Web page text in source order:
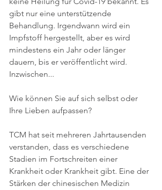
gibt nur eine unterstützende
Behandlung. Irgendwann wird ein
Impfstoff hergestellt, aber es wird
mindestens ein Jahr oder länger
dauern, bis er veröffentlicht wird.
Inzwischen...
Wie können Sie auf sich selbst oder
Ihre Lieben aufpassen?
TCM hat seit mehreren Jahrtausenden
verstanden, dass es verschiedene
Stadien im Fortschreiten einer
Krankheit oder Krankheit gibt. Eine der
Stärken der chinesischen Medizin